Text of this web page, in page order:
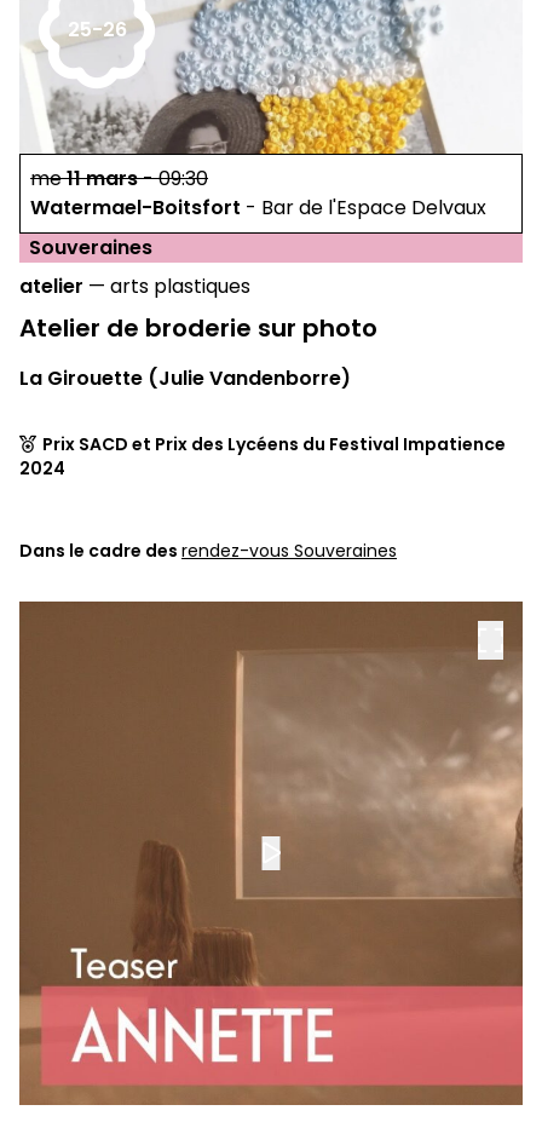
me11mars-09:30
Watermael-Boitsfort - Bar de l'Espace Delvaux
Souveraines
atelier — arts plastiques
Atelier de broderie sur photo
La Girouette (Julie Vandenborre)
25-26
Prix SACD et Prix des Lycéens du Festival Impatience
2024
Dans le cadre des rendez-vous Souveraines